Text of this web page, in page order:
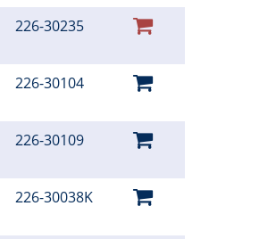
226-30235
226-30104
226-30109
226-30038K